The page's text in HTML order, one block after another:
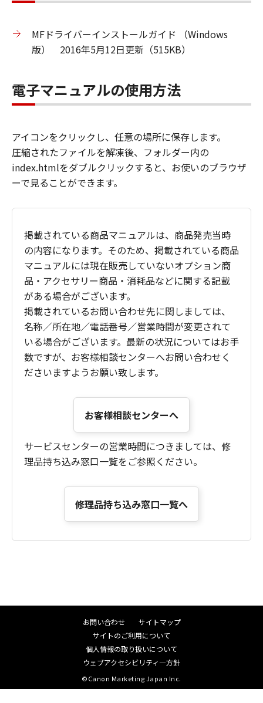
MFドライバーインストールガイド （Windows
版） 2016年5月12日更新（515KB）
電子マニュアルの使用方法
アイコンをクリックし、任意の場所に保存します。
圧縮されたファイルを解凍後、フォルダー内の
index.htmlをダブルクリックすると、お使いのブラウザ
ーで見ることができます。
掲載されている商品マニュアルは、商品発売当時
の内容になります。そのため、掲載されている商品
マニュアルには現在販売していないオプション商
品・アクセサリー商品・消耗品などに関する記載
がある場合がございます。
掲載されているお問い合わせ先に関しましては、
名称／所在地／電話番号／営業時間が変更されて
いる場合がございます。最新の状況についてはお手
数ですが、お客様相談センターへお問い合わせく
ださいますようお願い致します。
お客様相談センターへ
サービスセンターの営業時間につきましては、修
理品持ち込み窓口一覧をご参照ください。
修理品持ち込み窓口一覧へ
お問い合わせ
サイトマップ
サイトのご利用について
個人情報の取り扱いについて
ウェブアクセシビリティ―方針
©Canon Marketing Japan Inc.